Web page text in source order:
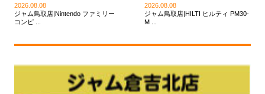
2026.08.08
ジャム鳥取店|Nintendo ファミリー
コンピ ...
2026.08.08
ジャム鳥取店|HILTI ヒルティ PM30-
M ...